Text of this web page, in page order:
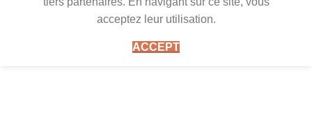
acceptez leur utilisation.
ACCEPT